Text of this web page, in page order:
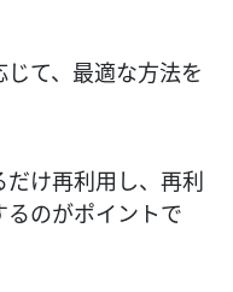
て、最適な方法を
け再利用し、再利
のがポイントで